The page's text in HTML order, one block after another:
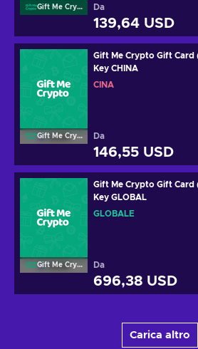
Gift Me Crypto Da
139,64 USD
Gift Me Crypto
Gift Me Crypto Gift Card
Key CHINA
CINA
Da
146,55 USD
Gift Me Crypto
Gift Me Crypto Gift Card
Key GLOBAL
GLOBALE
Da
696,38 USD
Carica altro